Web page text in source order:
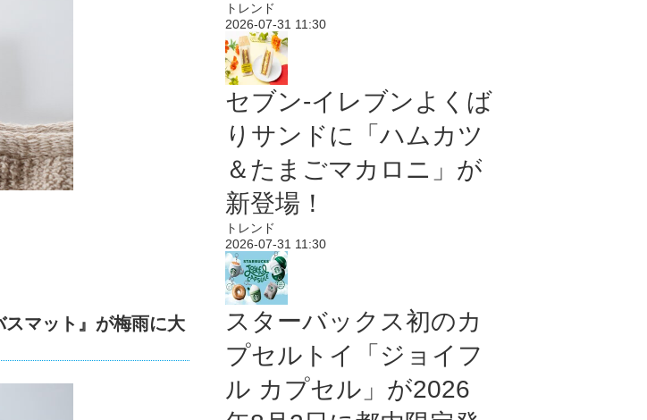
マット』が梅雨に大
トレンド
2026-07-31 11:30
セブン‐イレブンよくば
りサンドに「ハムカツ
＆たまごマカロニ」が
新登場！
トレンド
2026-07-31 11:30
スターバックス初のカ
プセルトイ「ジョイフ
ル カプセル」が2026